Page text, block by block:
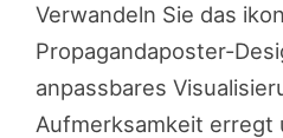
Verwandeln Sie das
Propagandaposter-
anpassbares
Aufmerksamkeit erregt